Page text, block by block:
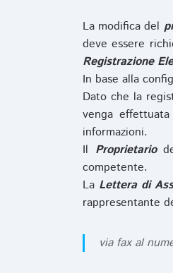
La modifica del
deve essere
Registrazione
In base alla
Dato che la
venga
informazioni.
Il Proprietario
competente.
La Lettera di
rappresentante
via fax al